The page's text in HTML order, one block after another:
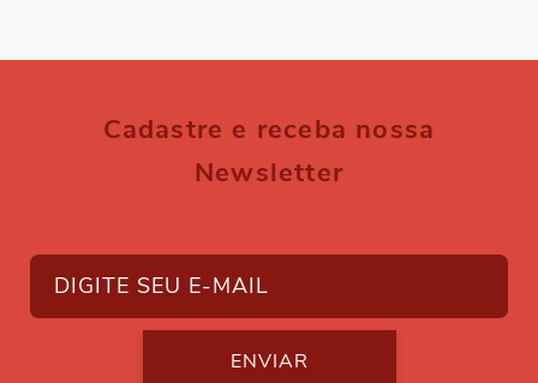
BAIXAR
Cadastre e receba nossa
Newsletter
ENVIAR